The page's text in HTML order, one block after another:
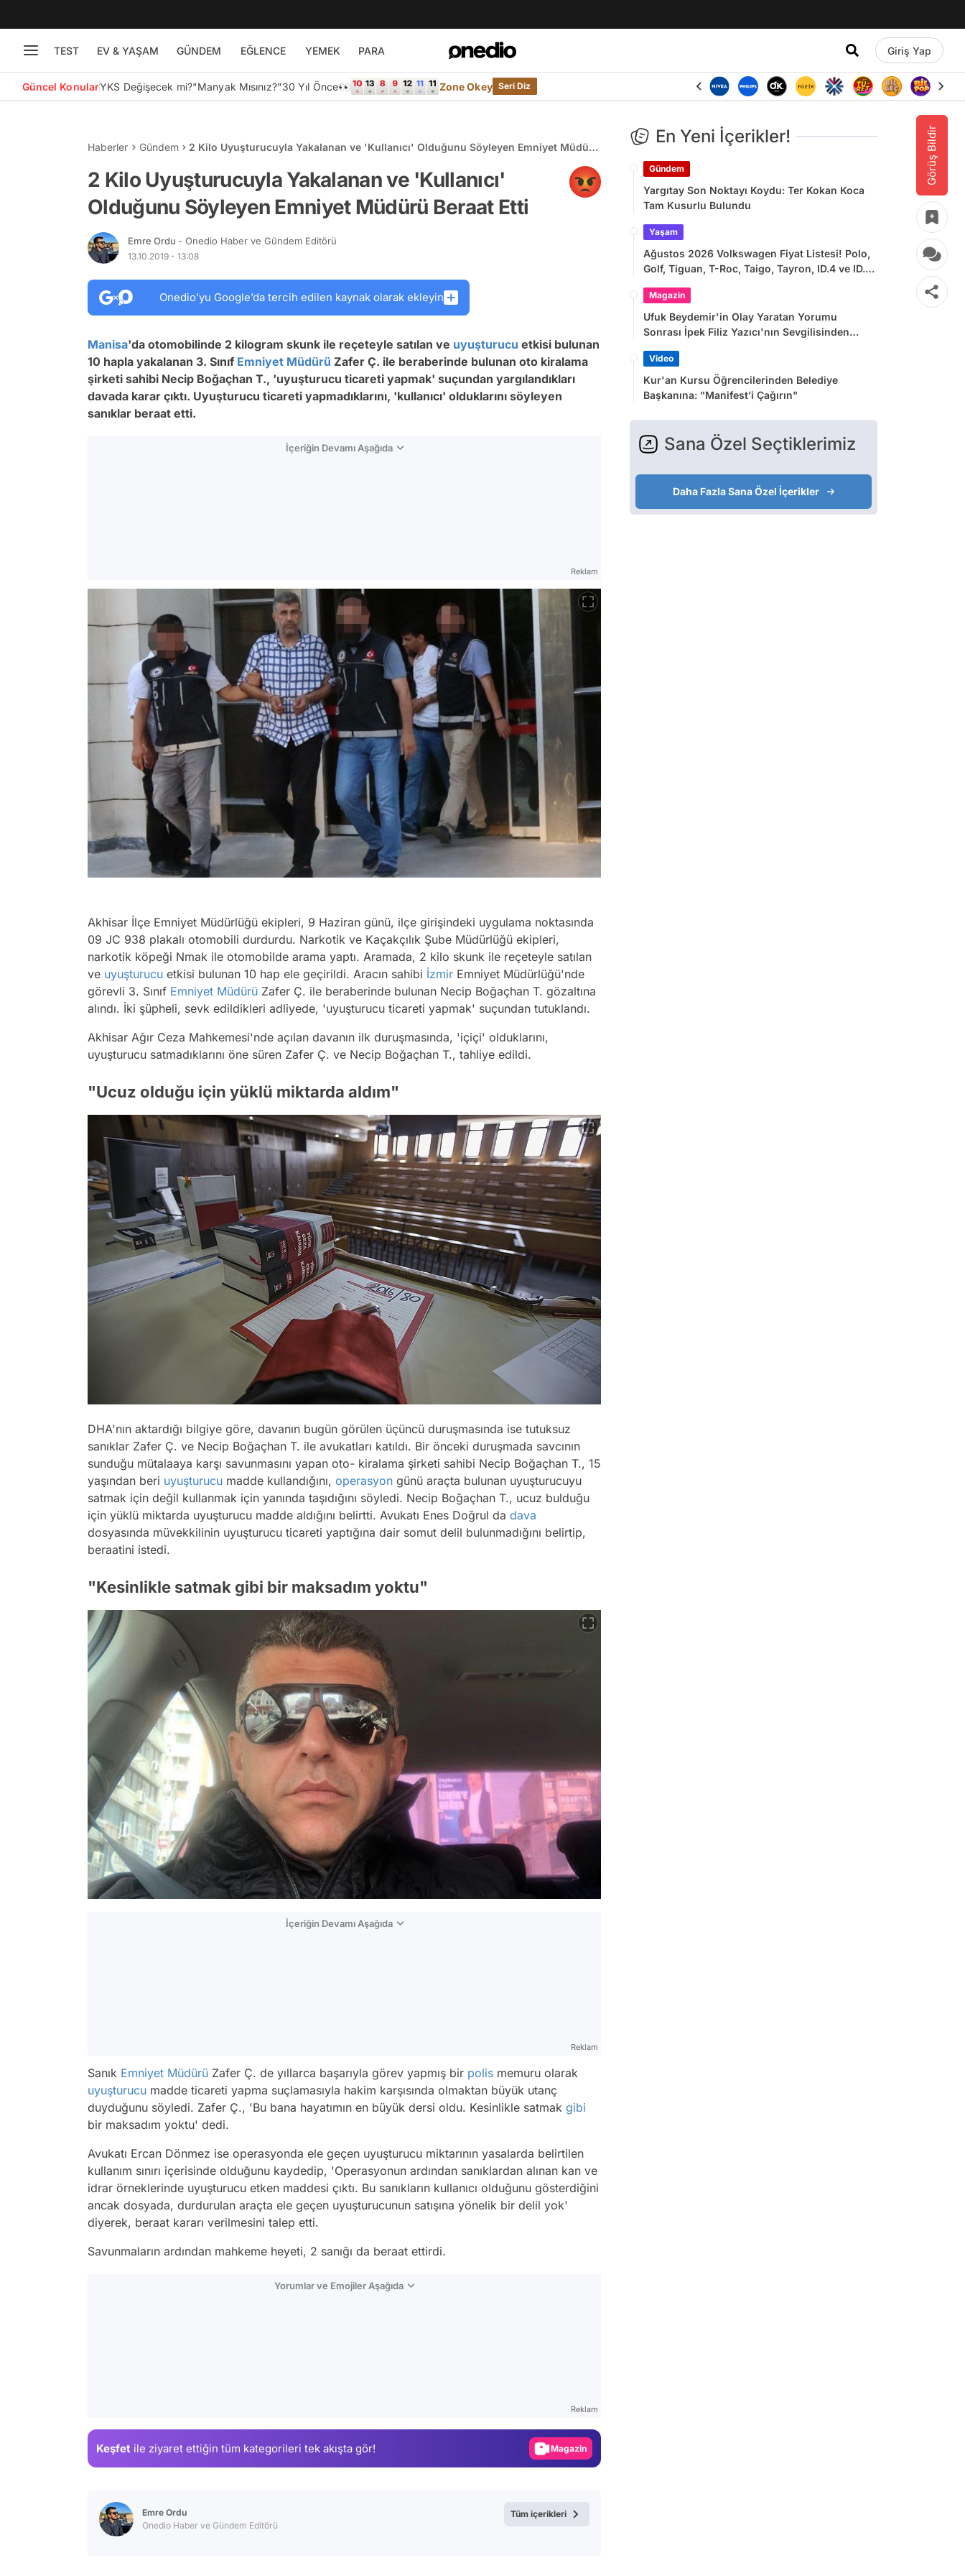
TEST EV & YAŞAM GÜNDEM EĞLENCE YEMEK PARA Giriş Yap
Güncel KonularYKS Değişecek mi?"Manyak Mısınız?"30 Yıl Önce👀 Zone Okey Seri Diz
Görüş Bildir
Haberler Gündem
2 Kilo Uyuşturucuyla Yakalanan ve 'Kullanıcı' Olduğunu Söyleyen Emniyet Müdürü
2 Kilo Uyuşturucuyla Yakalanan ve 'Kullanıcı'
Olduğunu Söyleyen Emniyet Müdürü Beraat Etti
Emre Ordu - Onedio Haber ve Gündem Editörü
13.10.2019 - 13:08
Onedio’yu Google’da tercih edilen kaynak olarak ekleyin
Manisa'da otomobilinde 2 kilogram skunk ile reçeteyle satılan ve uyuşturucu etkisi bulunan
10 hapla yakalanan 3. Sınıf Emniyet Müdürü Zafer Ç. ile beraberinde bulunan oto kiralama
şirketi sahibi Necip Boğaçhan T., 'uyuşturucu ticareti yapmak' suçundan yargılandıkları
davada karar çıktı. Uyuşturucu ticareti yapmadıklarını, 'kullanıcı' olduklarını söyleyen
sanıklar beraat etti.
İçeriğin Devamı Aşağıda
Reklam
Akhisar İlçe Emniyet Müdürlüğü ekipleri, 9 Haziran günü, ilçe girişindeki uygulama noktasında
09 JC 938 plakalı otomobili durdurdu. Narkotik ve Kaçakçılık Şube Müdürlüğü ekipleri,
narkotik köpeği Nmak ile otomobilde arama yaptı. Aramada, 2 kilo skunk ile reçeteyle satılan
ve uyuşturucu etkisi bulunan 10 hap ele geçirildi. Aracın sahibi İzmir Emniyet Müdürlüğü'nde
görevli 3. Sınıf Emniyet Müdürü Zafer Ç. ile beraberinde bulunan Necip Boğaçhan T. gözaltına
alındı. İki şüpheli, sevk edildikleri adliyede, 'uyuşturucu ticareti yapmak' suçundan tutuklandı.
Akhisar Ağır Ceza Mahkemesi'nde açılan davanın ilk duruşmasında, 'içiçi' olduklarını,
uyuşturucu satmadıklarını öne süren Zafer Ç. ve Necip Boğaçhan T., tahliye edildi.
"Ucuz olduğu için yüklü miktarda aldım"
DHA'nın aktardığı bilgiye göre, davanın bugün görülen üçüncü duruşmasında ise tutuksuz
sanıklar Zafer Ç. ve Necip Boğaçhan T. ile avukatları katıldı. Bir önceki duruşmada savcının
sunduğu mütalaaya karşı savunmasını yapan oto- kiralama şirketi sahibi Necip Boğaçhan T., 15
yaşından beri uyuşturucu madde kullandığını, operasyon günü araçta bulunan uyuşturucuyu
satmak için değil kullanmak için yanında taşıdığını söyledi. Necip Boğaçhan T., ucuz bulduğu
için yüklü miktarda uyuşturucu madde aldığını belirtti. Avukatı Enes Doğrul da dava
dosyasında müvekkilinin uyuşturucu ticareti yaptığına dair somut delil bulunmadığını belirtip,
beraatini istedi.
"Kesinlikle satmak gibi bir maksadım yoktu"
İçeriğin Devamı Aşağıda
Reklam
Sanık Emniyet Müdürü Zafer Ç. de yıllarca başarıyla görev yapmış bir polis memuru olarak
uyuşturucu madde ticareti yapma suçlamasıyla hakim karşısında olmaktan büyük utanç
duyduğunu söyledi. Zafer Ç., 'Bu bana hayatımın en büyük dersi oldu. Kesinlikle satmak gibi
bir maksadım yoktu' dedi.
Avukatı Ercan Dönmez ise operasyonda ele geçen uyuşturucu miktarının yasalarda belirtilen
kullanım sınırı içerisinde olduğunu kaydedip, 'Operasyonun ardından sanıklardan alınan kan ve
idrar örneklerinde uyuşturucu etken maddesi çıktı. Bu sanıkların kullanıcı olduğunu gösterdiğini
ancak dosyada, durdurulan araçta ele geçen uyuşturucunun satışına yönelik bir delil yok'
diyerek, beraat kararı verilmesini talep etti.
Savunmaların ardından mahkeme heyeti, 2 sanığı da beraat ettirdi.
Yorumlar ve Emojiler Aşağıda
Reklam
Keşfet ile ziyaret ettiğin tüm kategorileri tek akışta gör! Magazin
Emre Ordu
Onedio Haber ve Gündem Editörü
Tüm içerikleri
En Yeni İçerikler!
Gündem
Yargıtay Son Noktayı Koydu: Ter Kokan Koca
Tam Kusurlu Bulundu
Yaşam
Ağustos 2026 Volkswagen Fiyat Listesi! Polo,
Golf, Tiguan, T-Roc, Taigo, Tayron, ID.4 ve ID.7
Magazin
Ufuk Beydemir'in Olay Yaratan Yorumu
Sonrası İpek Filiz Yazıcı'nın Sevgilisinden
Video
Kur'an Kursu Öğrencilerinden Belediye
Başkanına: "Manifest’i Çağırın"
Sana Özel Seçtiklerimiz
Daha Fazla Sana Özel İçerikler